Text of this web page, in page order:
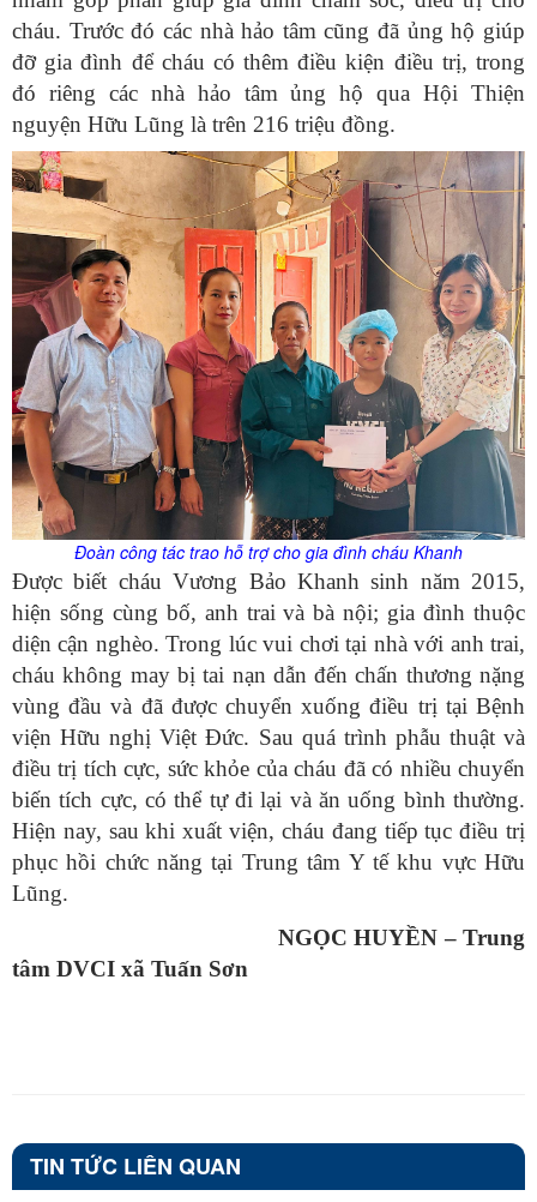
cháu. Trước đó các nhà hảo tâm cũng đã ủng hộ giúp
đỡ gia đình để cháu có thêm điều kiện điều trị, trong
đó riêng các nhà hảo tâm ủng hộ qua Hội Thiện
nguyện Hữu Lũng là trên 216 triệu đồng.
Đoàn công tác trao hỗ trợ cho gia đình cháu Khanh
Được biết cháu Vương Bảo Khanh sinh năm 2015,
hiện sống cùng bố, anh trai và bà nội; gia đình thuộc
diện cận nghèo. Trong lúc vui chơi tại nhà với anh trai,
cháu không may bị tai nạn dẫn đến chấn thương nặng
vùng đầu và đã được chuyển xuống điều trị tại Bệnh
viện Hữu nghị Việt Đức. Sau quá trình phẫu thuật và
điều trị tích cực, sức khỏe của cháu đã có nhiều chuyển
biến tích cực, có thể tự đi lại và ăn uống bình thường.
Hiện nay, sau khi xuất viện, cháu đang tiếp tục điều trị
phục hồi chức năng tại Trung tâm Y tế khu vực Hữu
Lũng.
NGỌC HUYỀN – Trung
tâm DVCI xã Tuấn Sơn
TIN TỨC LIÊN QUAN